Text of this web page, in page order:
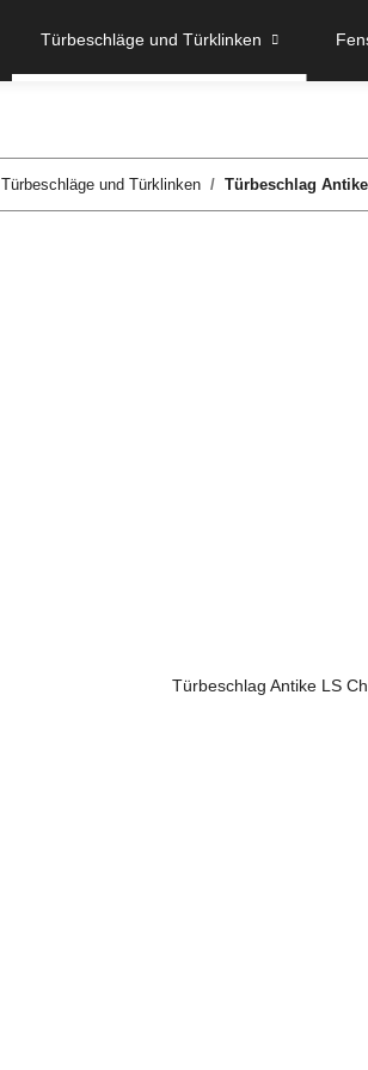
Türbeschläge und Türklinken
Türbeschläge und Türklinken Türbeschlag